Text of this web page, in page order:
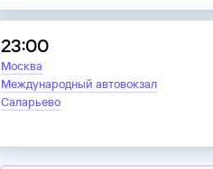
23:00
Москва
Международный автовокзал
Саларьево